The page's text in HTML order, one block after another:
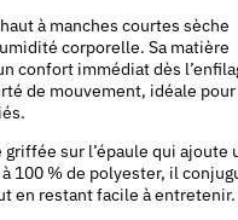
à manches courtes sèche
corporelle. Sa matière
confort immédiat dès
de mouvement, idéale
sur l’épaule qui ajoute
100 % de polyester, il
en restant facile à entretenir.